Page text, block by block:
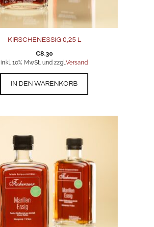
KIRSCHENESSIG 0,25 L
€8,30
inkl. 10% MwSt. und zzgl.Versand
IN DEN WARENKORB